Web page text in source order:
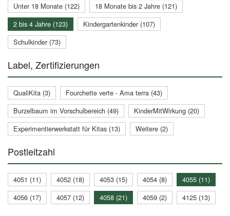
Unter 18 Monate (122)
18 Monate bis 2 Jahre (121)
2 bis 4 Jahre (123)
Kindergartenkinder (107)
Schulkinder (73)
Label, Zertifizierungen
QualiKita (3)
Fourchette verte - Ama terra (43)
Burzelbaum im Vorschulbereich (49)
KinderMitWirkung (20)
Experimentierwerkstatt für Kitas (13)
Weitere (2)
Postleitzahl
4051 (11) 4052 (18) 4053 (15) 4054 (8)
4055 (11)
4056 (17)
4057 (12) 4058 (21) 4059 (2) 4125 (13)